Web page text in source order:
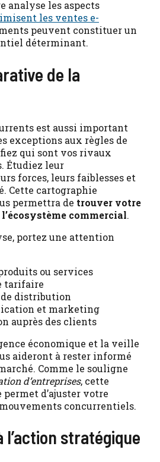
analyse les aspects
les ventes e-
peuvent constituer un
déterminant.
de la
est aussi important
exceptions aux règles de
qui sont vos rivaux
Étudiez leur
forces, leurs faiblesses et
Cette cartographie
permettra de trouver votre
commercial.
portez une attention
ou services
tarifaire
distribution
et marketing
auprès des clients
économique et la veille
aideront à rester informé
Comme le souligne
d’entreprises, cette
d’ajuster votre
concurrentiels.
l’action stratégique